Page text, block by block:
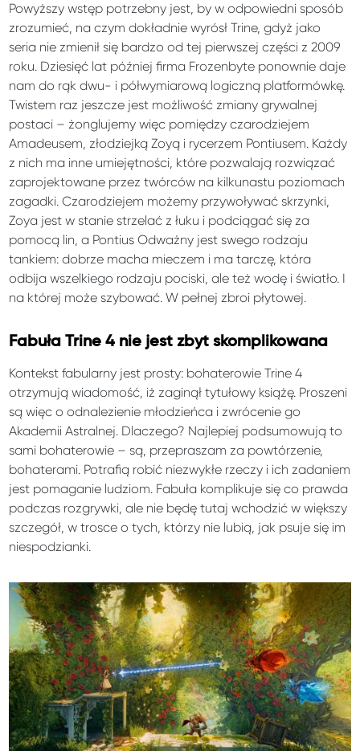
Powyższy wstęp potrzebny jest, by w odpowiedni sposób
zrozumieć, na czym dokładnie wyrósł Trine, gdyż jako
seria nie zmienił się bardzo od tej pierwszej części z 2009
roku. Dziesięć lat później firma Frozenbyte ponownie daje
nam do rąk dwu- i półwymiarową logiczną platformówkę.
Twistem raz jeszcze jest możliwość zmiany grywalnej
postaci – żonglujemy więc pomiędzy czarodziejem
Amadeusem, złodziejką Zoyą i rycerzem Pontiusem. Każdy
z nich ma inne umiejętności, które pozwalają rozwiązać
zaprojektowane przez twórców na kilkunastu poziomach
zagadki. Czarodziejem możemy przywoływać skrzynki,
Zoya jest w stanie strzelać z łuku i podciągać się za
pomocą lin, a Pontius Odważny jest swego rodzaju
tankiem: dobrze macha mieczem i ma tarczę, która
odbija wszelkiego rodzaju pociski, ale też wodę i światło. I
na której może szybować. W pełnej zbroi płytowej.
Fabuła Trine 4 nie jest zbyt skomplikowana
Kontekst fabularny jest prosty: bohaterowie Trine 4
otrzymują wiadomość, iż zaginął tytułowy książę. Proszeni
są więc o odnalezienie młodzieńca i zwrócenie go
Akademii Astralnej. Dlaczego? Najlepiej podsumowują to
sami bohaterowie – są, przepraszam za powtórzenie,
bohaterami. Potrafią robić niezwykłe rzeczy i ich zadaniem
jest pomaganie ludziom. Fabuła komplikuje się co prawda
podczas rozgrywki, ale nie będę tutaj wchodzić w większy
szczegół, w trosce o tych, którzy nie lubią, jak psuje się im
niespodzianki.